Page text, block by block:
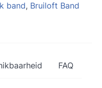
band, Bruiloft Band
FAQ